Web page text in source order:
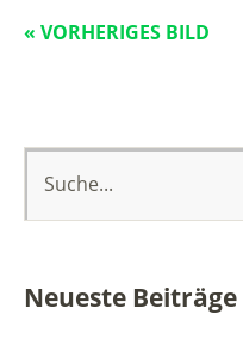
« VORHERIGES BILD
Neueste Beiträge